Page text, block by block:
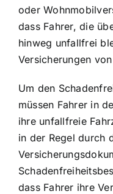
oder
dass Fahrer, die
hinweg unfallfrei
Versicherungen
Um den
müssen Fahrer in
ihre unfallfreie
in der Regel durch
dass Fahrer ihre